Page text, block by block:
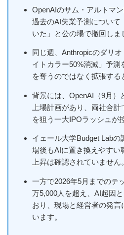
OpenAIのサム・アルトマン
過去のAI失業予測について
いた」と公の場で撤回しま
同じ週、Anthropicのダリ
イトカラー50%消滅」予測
を奪うのではなく拡張する
背景には、OpenAI（9月）
上場計画があり、両社合
を狙う一大IPOラッシュが
イェール大学Budget Lab
場後もAIに置き換えやすい
上昇は確認されていません。
一方で2026年5月までのテ
万5,000人を超え、AI起因
おり、現場と経営者の発言
います。